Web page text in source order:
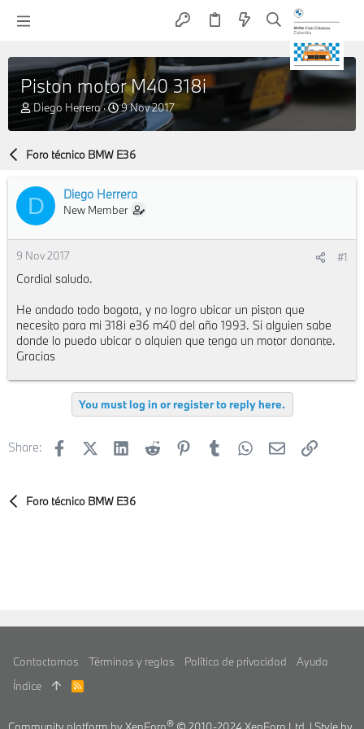
Piston motor M40 318i
A
u
t
o
Diego Herrera
F
e
c
h
e
i
i
9 Nov 2017
Foro técnico BMW E36
D Diego Herrera
New Member
9 Nov 2017 #1
Cordial saludo.
He andado todo bogota, y no logro ubicar un piston que
necesito para mi 318i e36 m40 del año 1993. Si alguien sabe
donde lo puedo ubicar o alquien que tenga un motor donante.
Gracias
You must log in or register to reply here.
Share: FacebookX (Twitter)LinkedInReddit PinterestTumblr WhatsApp
E-mailEnlace
Foro técnico BMW E36
Contactarnos Términos y reglas Política de privacidad
Ayuda
Índice
R
S
®